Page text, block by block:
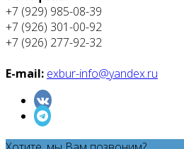
+7 (929) 985-08-39
+7 (926) 301-00-92
+7 (926) 277-92-32
E-mail: exbur-info@yandex.ru